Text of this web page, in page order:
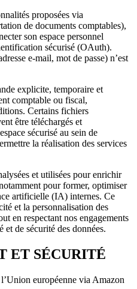
proposées via
de documents comptables),
son espace personnel
sécurisé (OAuth).
e-mail, mot de passe) n’est
explicite, temporaire et
comptable ou fiscal,
Certains fichiers
être téléchargés et
sécurisé au sein de
la réalisation des services
et utilisées pour enrichir
pour former, optimiser
artificielle (IA) internes. Ce
et la personnalisation des
en respectant nos engagements
de sécurité des données.
ET SÉCURITÉ
européenne via Amazon